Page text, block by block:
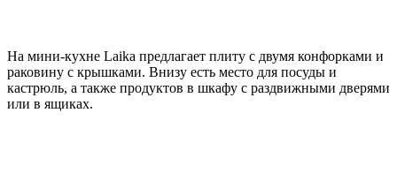
На мини-кухне Laika предлагает плиту с двумя конфорками и
раковину с крышками. Внизу есть место для посуды и
кастрюль, а также продуктов в шкафу с раздвижными дверями
или в ящиках.